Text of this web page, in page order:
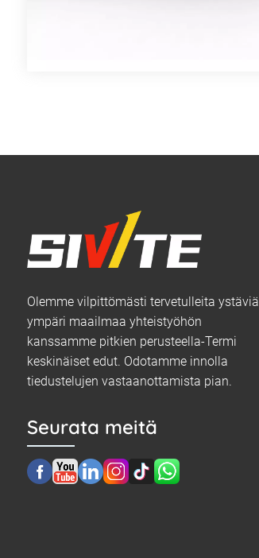
Olemme vilpittömästi tervetulleita ystäviä
ympäri maailmaa yhteistyöhön
kanssamme pitkien perusteella-Termi
keskinäiset edut. Odotamme innolla
tiedustelujen vastaanottamista pian.
Seurata meitä